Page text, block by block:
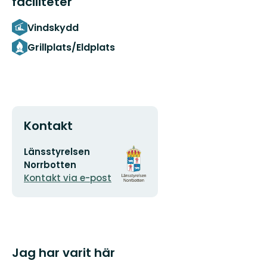
Vindskydd
Grillplats/Eldplats
Kontakt
E-
postadress
Länsstyrelsen
Norrbotten
Kontakt via e-post
Organisationens
logotyp
Jag har varit här